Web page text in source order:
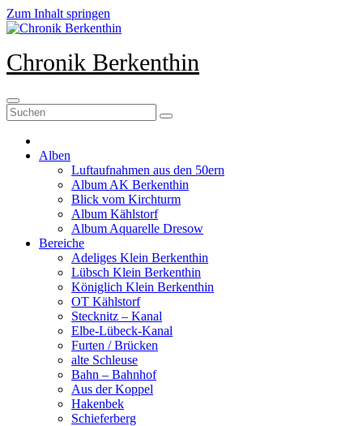
Zum Inhalt springen
Chronik Berkenthin
Alben
Luftaufnahmen aus den 50ern
Album AK Berkenthin
Blick vom Kirchturm
Album Kählstorf
Album Aquarelle Dresow
Bereiche
Adeliges Klein Berkenthin
Lübsch Klein Berkenthin
Königlich Klein Berkenthin
OT Kählstorf
Stecknitz – Kanal
Elbe-Lübeck-Kanal
Furten / Brücken
alte Schleuse
Bahn – Bahnhof
Aus der Koppel
Hakenbek
Schieferberg